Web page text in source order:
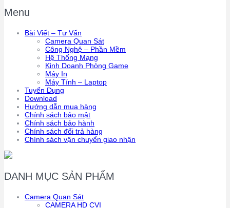
Menu
Bài Viết – Tư Vấn
Camera Quan Sát
Công Nghệ – Phần Mềm
Hệ Thống Mạng
Kinh Doanh Phòng Game
Máy In
Máy Tính – Laptop
Tuyển Dụng
Download
Hướng dẫn mua hàng
Chính sách bảo mật
Chính sách bảo hành
Chính sách đổi trả hàng
Chính sách vận chuyển giao nhận
DANH MỤC SẢN PHẨM
Camera Quan Sát
CAMERA HD CVI